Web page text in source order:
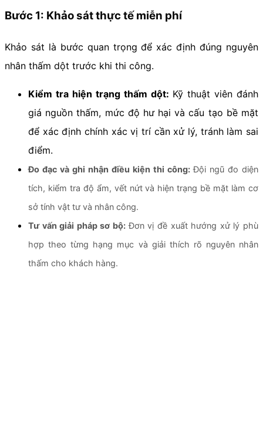
Bước 1: Khảo sát thực tế miễn phí
Khảo sát là bước quan trọng để xác định đúng nguyên
nhân thấm dột trước khi thi công.
Kiểm tra hiện trạng thấm dột: Kỹ thuật viên đánh
giá nguồn thấm, mức độ hư hại và cấu tạo bề mặt
để xác định chính xác vị trí cần xử lý, tránh làm sai
điểm.
Đo đạc và ghi nhận điều kiện thi công:Đội ngũ đo diện
tích, kiểm tra độ ẩm, vết nứt và hiện trạng bề mặt làm cơ
sở tính vật tư và nhân công.
Tư vấn giải pháp sơ bộ:Đơn vị đề xuất hướng xử lý phù
hợp theo từng hạng mục và giải thích rõ nguyên nhân
thấm cho khách hàng.